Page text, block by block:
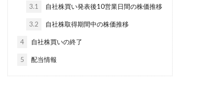
3.1 自社株買い発表後10営業日間の株価推移
3.2 自社株取得期間中の株価推移
4 自社株買いの終了
5 配当情報